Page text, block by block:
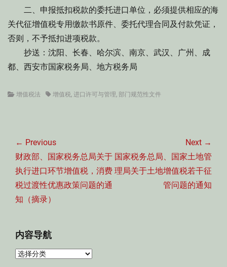
二、申报抵扣税款的委托进口单位，必须提供相应的海
关代征增值税专用缴款书原件、委托代理合同及付款凭证，
否则，不予抵扣进项税款。
抄送：沈阳、长春、哈尔滨、南京、武汉、广州、成
都、西安市国家税务局、地方税务局
Categories
增值税法 Tags增值税, 进口许可与管理, 部门规范性文件
章
导
航
← Previous
Previous
post:
财政部、国家税务总局关于
执行进口环节增值税，消费
税过渡性优惠政策问题的通
知（摘录）
Next →
Next
post:
国家税务总局、国家土地管
理局关于土地增值税若干征
管问题的通知
内容导航
内